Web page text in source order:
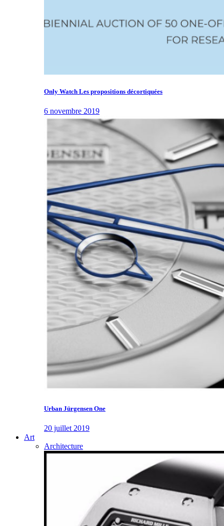
Only Watch Les propositions décortiquées
6 novembre 2019
Urban Jürgensen One
20 juillet 2019
Art
Architecture